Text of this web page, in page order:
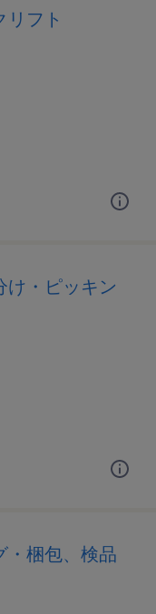
リフト
け・ピッキン
・梱包、検品